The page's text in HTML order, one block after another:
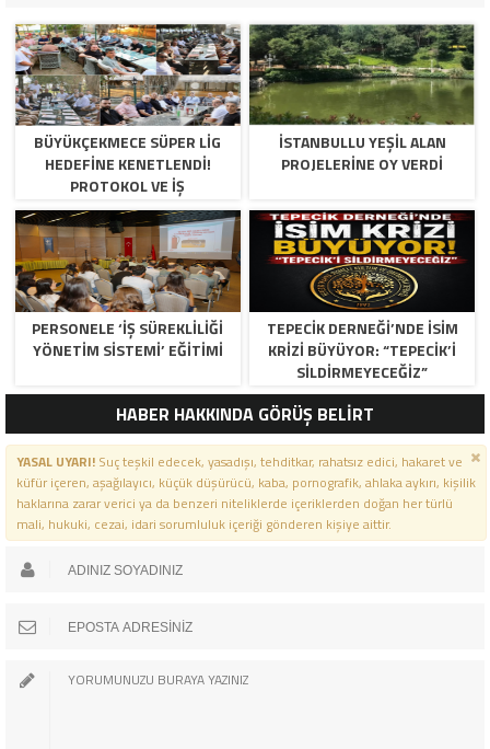
BÜYÜKÇEKMECE SÜPER LİG
HEDEFİNE KENETLENDİ!
PROTOKOL VE İŞ
DÜNYASINDAN BASKETBOL
TAKIMINA TAM DESTEK…
İSTANBULLU YEŞİL ALAN
PROJELERİNE OY VERDİ
PERSONELE ‘İŞ SÜREKLİLİĞİ
YÖNETİM SİSTEMİ’ EĞİTİMİ
TEPECİK DERNEĞİ’NDE İSİM
KRİZİ BÜYÜYOR: “TEPECİK’İ
SİLDİRMEYECEĞİZ”
HABER HAKKINDA GÖRÜŞ BELİRT
YASAL UYARI!Suç teşkil edecek, yasadışı, tehditkar, rahatsız edici, hakaret ve
küfür içeren, aşağılayıcı, küçük düşürücü, kaba, pornografik, ahlaka aykırı, kişilik
haklarına zarar verici ya da benzeri niteliklerde içeriklerden doğan her türlü
mali, hukuki, cezai, idari sorumluluk içeriği gönderen kişiye aittir.